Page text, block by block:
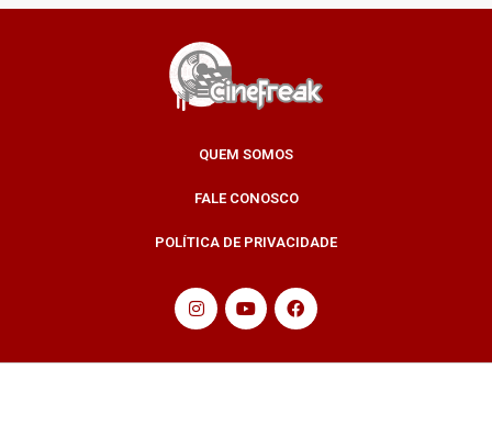
QUEM SOMOS
FALE CONOSCO
POLÍTICA DE PRIVACIDADE